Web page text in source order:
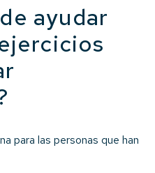
ayudar
para las personas que han